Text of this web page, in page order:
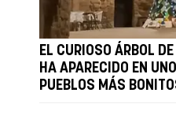
EL CURIOSO ÁRBOL
HA APARECIDO EN
PUEBLOS MÁS